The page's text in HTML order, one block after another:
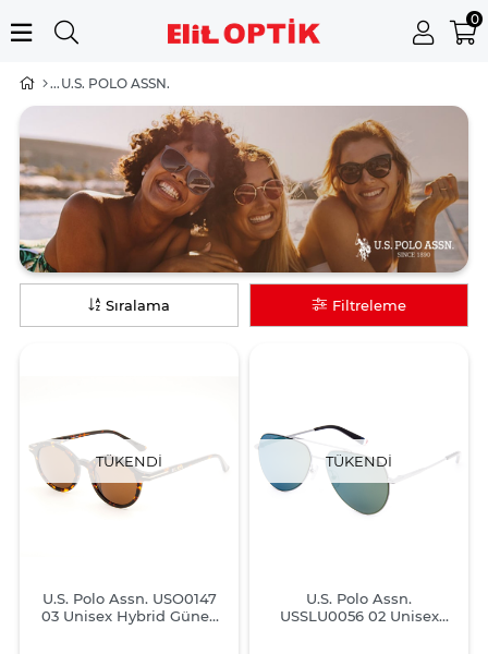
0
U.S. POLO ASSN.
Filtreleme
Sıralama
TÜKENDI
U.S. Polo Assn. USO0147
03 Unisex Hybrid Güneş
TÜKENDI
U.S. Polo Assn.
USSLU0056 02 Unisex